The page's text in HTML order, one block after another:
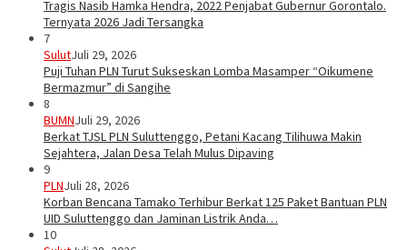
Tragis Nasib Hamka Hendra, 2022 Penjabat Gubernur Gorontalo.
Ternyata 2026 Jadi Tersangka
7
SulutJuli 29, 2026
Puji Tuhan PLN Turut Sukseskan Lomba Masamper “Oikumene
Bermazmur” di Sangihe
8
BUMNJuli 29, 2026
Berkat TJSL PLN Suluttenggo, Petani Kacang Tilihuwa Makin
Sejahtera, Jalan Desa Telah Mulus Dipaving
9
PLNJuli 28, 2026
Korban Bencana Tamako Terhibur Berkat 125 Paket Bantuan PLN
UID Suluttenggo dan Jaminan Listrik Anda…
10